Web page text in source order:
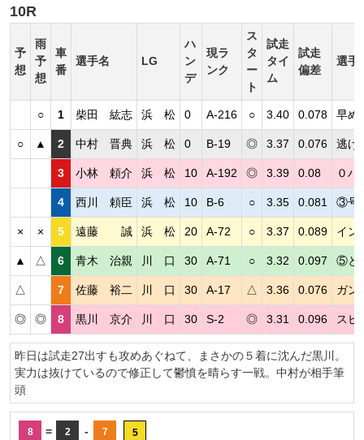
10R
予
想
雨
予
想
車
番
選手名 LG
ハ
ン
デ
現ラ
ンク
ス
タ
ー
ト
試走
タイ
ム
試走
偏差
選手
○ 1 柴田 紘志 浜 松 0 A-216 ○ 3.40 0.078 早め
○ ▲ 2 中村 晋典 浜 松 0 B-19 ◎ 3.37 0.076 逃げ
3 小林 頼介 浜 松 10 A-192 ◎ 3.39 0.08 ０ハ
4 西川 頼臣 浜 松 10 B-6 ○ 3.35 0.081 ③号
× × 5 遠藤 誠 浜 松 20 A-72 ○ 3.37 0.089 イン
▲ △ 6 青木 治親 川 口 30 A-71 ○ 3.32 0.097 ⑤と
△ 7 佐藤 裕二 川 口 30 A-17 △ 3.36 0.076 ガン
◎ ◎ 8 黒川 京介 川 口 30 S-2 ◎ 3.31 0.096 スピ
昨日は試走27出すも攻めあぐねて、まさかの５着に沈んだ黒川。
実力は抜けているので修正して鬱憤を晴らす一戦。中村が相手筆
頭
8 = 2 - 7 5